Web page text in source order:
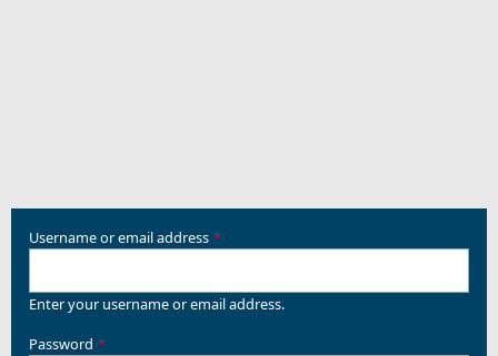
Username or email address
Enter your username or email address.
Password